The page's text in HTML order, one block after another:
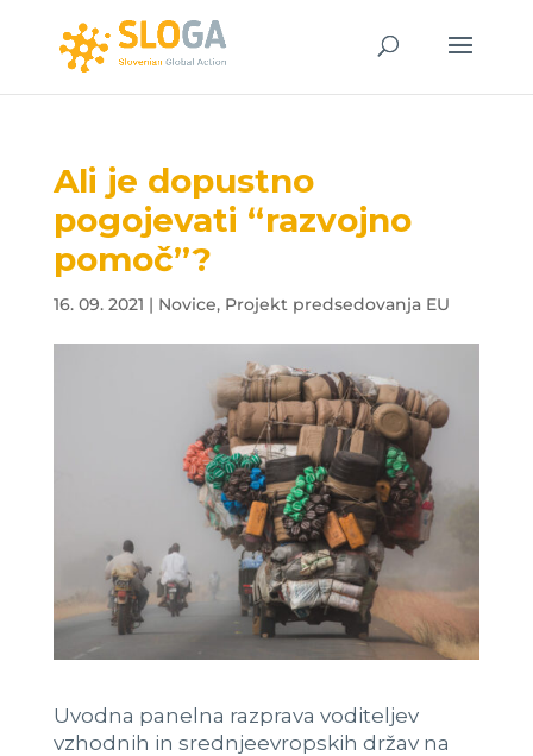
Ali je dopustno
pogojevati “razvojno
pomoč”?
16. 09. 2021 | Novice, Projekt predsedovanja EU
Uvodna panelna razprava voditeljev
vzhodnih in srednjeevropskih držav na